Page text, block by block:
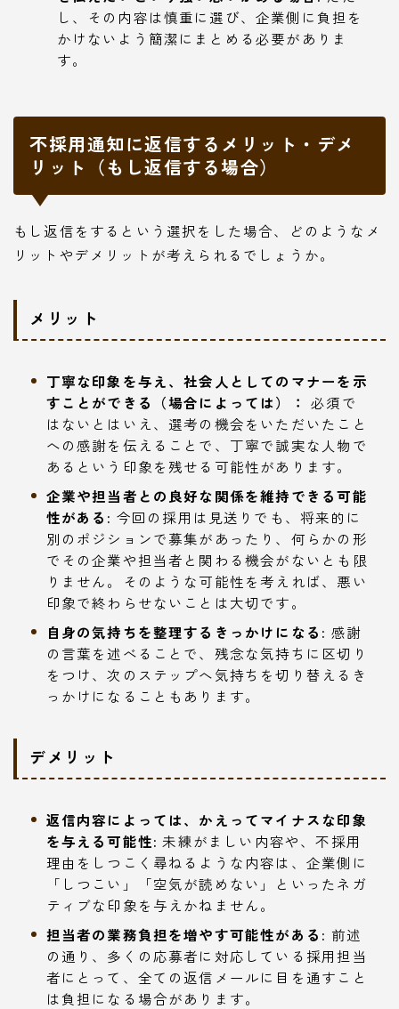
し、その内容は慎重に選び、企業側に負担を
かけないよう簡潔にまとめる必要がありま
す。
不採用通知に返信するメリット・デメ
リット（もし返信する場合）
もし返信をするという選択をした場合、どのようなメ
リットやデメリットが考えられるでしょうか。
メリット
丁寧な印象を与え、社会人としてのマナーを示
すことができる（場合によっては）： 必須で
はないとはいえ、選考の機会をいただいたこと
への感謝を伝えることで、丁寧で誠実な人物で
あるという印象を残せる可能性があります。
企業や担当者との良好な関係を維持できる可能
性がある: 今回の採用は見送りでも、将来的に
別のポジションで募集があったり、何らかの形
でその企業や担当者と関わる機会がないとも限
りません。そのような可能性を考えれば、悪い
印象で終わらせないことは大切です。
自身の気持ちを整理するきっかけになる: 感謝
の言葉を述べることで、残念な気持ちに区切り
をつけ、次のステップへ気持ちを切り替えるき
っかけになることもあります。
デメリット
返信内容によっては、かえってマイナスな印象
を与える可能性: 未練がましい内容や、不採用
理由をしつこく尋ねるような内容は、企業側に
「しつこい」「空気が読めない」といったネガ
ティブな印象を与えかねません。
担当者の業務負担を増やす可能性がある: 前述
の通り、多くの応募者に対応している採用担当
者にとって、全ての返信メールに目を通すこと
は負担になる場合があります。